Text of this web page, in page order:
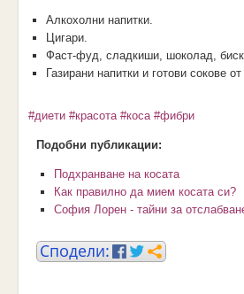
Алкохолни напитки.
Цигари.
Фаст-фуд, сладкиши, шоколад,
Газирани напитки и готови сокове от
#диети #красота #коса #фибри
Подобни публикации:
Подхранване на косата
Как правилно да мием косата си?
София Лорен - тайни за